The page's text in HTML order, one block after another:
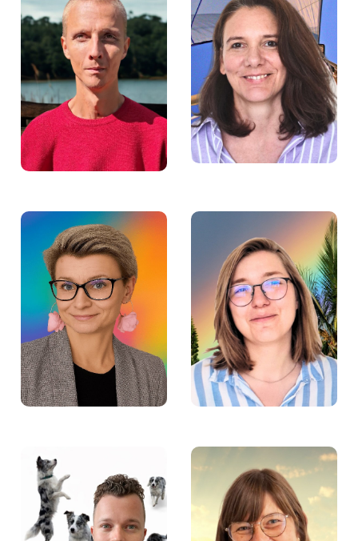
Bartosz Ziarnik –
Prawnik w Fundacji
Aktywności Zawodowej
Justyna Piaskowska –
Mentorka w Fundacji
Aktywności Zawodowej
Małgorzata Lipińska-
Dawid – Psycholożka w
Fundacji Aktywności
Zawodowej
Ida Jarzyńska –
Doradczyni zawodowa
w Fundacji Aktywności
Zawodowej
Marek Pieńkowski,
koordynator projektu
Anna Dąbek –
Pośredniczka pracy w